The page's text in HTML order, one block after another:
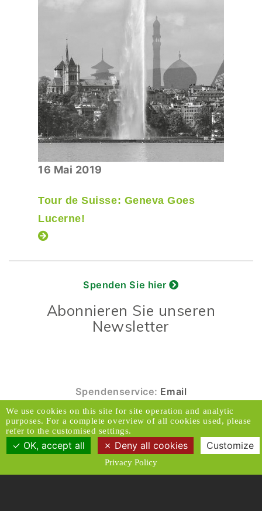
16 Mai 2019
Tour de Suisse: Geneva Goes
Lucerne!
Spenden Sie hier
Abonnieren Sie unseren
Newsletter
Spendenservice: Email
© 2026 Caux Initiativen der Veränderung. Alle
Rechte vorbehalten.
Kontakt & Adresse
Haftungsausschluss
Medien
Datenschutzrichtlinien
We use cookies on this site for site operation and analytic
purposes. For a complete overview of all cookies used, please
refer to the customised settings.
OK, accept all Deny all cookies Customize
Privacy Policy